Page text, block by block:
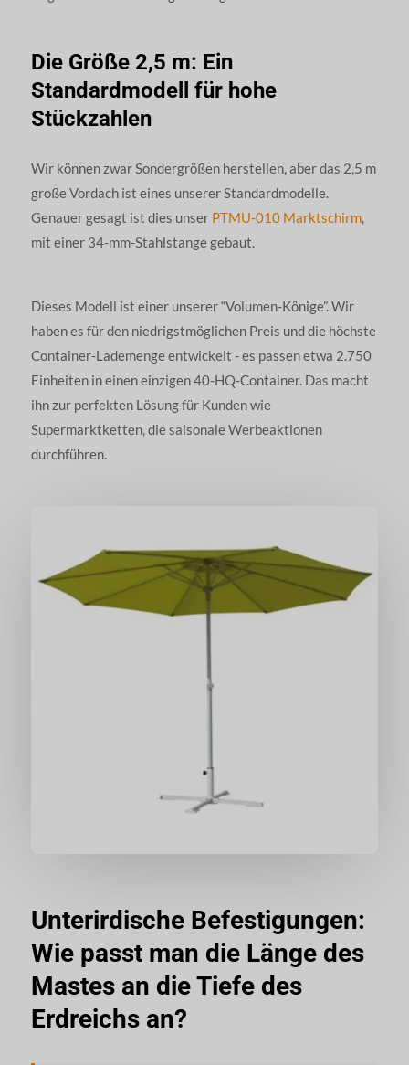
Die Größe 2,5 m: Ein
Standardmodell für hohe
Stückzahlen
Wir können zwar Sondergrößen herstellen, aber das 2,5 m
große Vordach ist eines unserer Standardmodelle.
Genauer gesagt ist dies unser PTMU-010 Marktschirm,
mit einer 34-mm-Stahlstange gebaut.
Dieses Modell ist einer unserer “Volumen-Könige”. Wir
haben es für den niedrigstmöglichen Preis und die höchste
Container-Lademenge entwickelt - es passen etwa 2.750
Einheiten in einen einzigen 40-HQ-Container. Das macht
ihn zur perfekten Lösung für Kunden wie
Supermarktketten, die saisonale Werbeaktionen
durchführen.
Unterirdische Befestigungen:
Wie passt man die Länge des
Mastes an die Tiefe des
Erdreichs an?